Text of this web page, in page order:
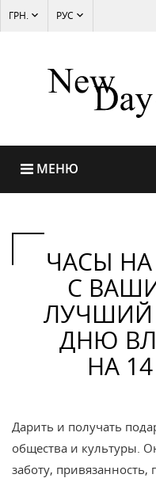
ГРН. РУС
МЕНЮ
ЧАСЫ НА
С
ЛУЧШИЙ
ДНЮ
НА
Дарить и получать
общества и культуры.
заботу, привязанность,